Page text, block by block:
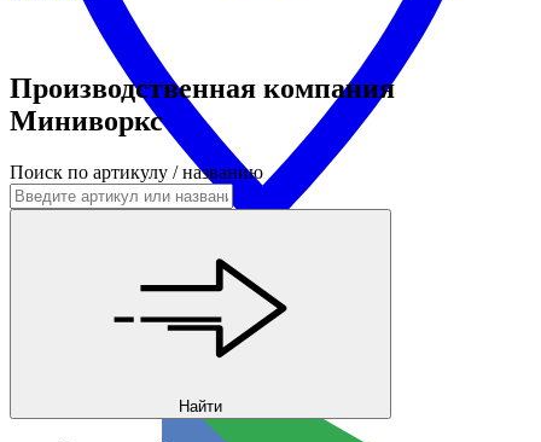
Производственная компания
Миниворкс
Поиск по артикулу / названию
Найти